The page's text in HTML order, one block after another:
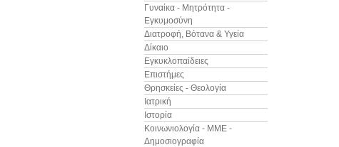
Γυναίκα - Μητρότητα -
Εγκυμοσύνη
Διατροφή, Βότανα & Υγεία
Δίκαιο
Εγκυκλοπαίδειες
Επιστήμες
Θρησκείες - Θεολογία
Ιατρική
Ιστορία
Κοινωνιολογία - ΜΜΕ -
Δημοσιογραφία